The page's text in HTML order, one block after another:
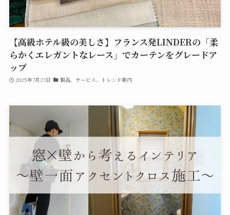
【高級ホテル級の美しさ】フランス発LINDERの「柔
らかくエレガントなレース」でカーテンをグレードア
ップ
2025年7月27日 製品、サービス、トレンド案内